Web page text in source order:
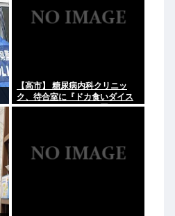
【高市】 糖尿病内科クリニッ
ク、待合室に『ドカ食いダイス
キ！もちづきさん』を置いてし